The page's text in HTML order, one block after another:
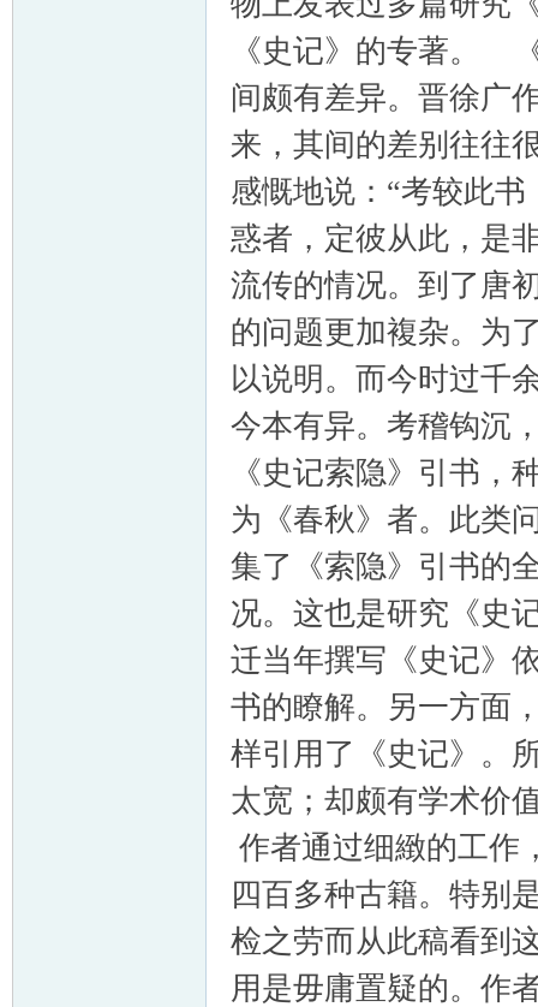
《史记》的专著。
间颇有差异。晋徐广
来，其间的差别往往
感慨地说：“考较此
惑者，定彼从此，是
流传的情况。到了唐
的问题更加複杂。为
以说明。而今时过千
今本有异。考稽钩沉
《史记索隐》引书，
为《春秋》者。此类
集了《索隐》引书的
况。这也是研究《史
迁当年撰写《史记》
书的瞭解。另一方面
样引用了《史记》。
太宽；却颇有学术价
作者通过细緻的工作
四百多种古籍。特别
检之劳而从此稿看到
用是毋庸置疑的。作